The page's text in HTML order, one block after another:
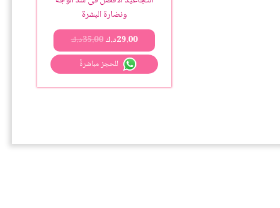
ونضارة البشرة
35.00د.ك 29.00د.ك
للحجز مباشرةً